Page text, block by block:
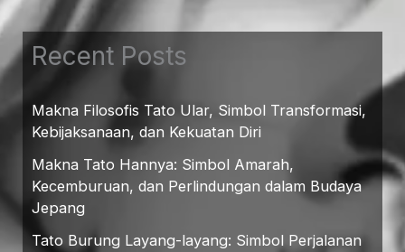
Recent Posts
Makna Filosofis Tato Ular, Simbol Transformasi,
Kebijaksanaan, dan Kekuatan Diri
Makna Tato Hannya: Simbol Amarah,
Kecemburuan, dan Perlindungan dalam Budaya
Jepang
Tato Burung Layang-layang: Simbol Perjalanan